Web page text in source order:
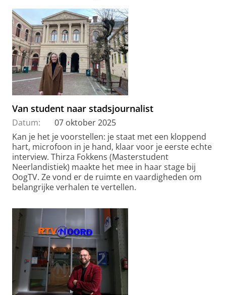
Van student naar stadsjournalist
Datum:
07 oktober 2025
Kan je het je voorstellen: je staat met een kloppend
hart, microfoon in je hand, klaar voor je eerste echte
interview. Thirza Fokkens (Masterstudent
Neerlandistiek) maakte het mee in haar stage bij
OogTV. Ze vond er de ruimte en vaardigheden om
belangrijke verhalen te vertellen.